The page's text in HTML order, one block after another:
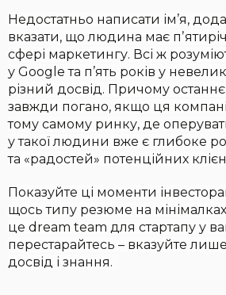
Недостатньо написати ім’я,
вказати, що людина має
сфері маркетингу. Всі ж
у Google та п’ять років у
різний досвід. Причому
завжди погано, якщо ця
тому самому ринку, де
у такої людини вже є глибоке
та «радостей» потенційних
Показуйте ці моменти
щось типу резюме на мінімалках
це dream team для стартапу у
перестарайтесь – вказуйте
досвід і знання.